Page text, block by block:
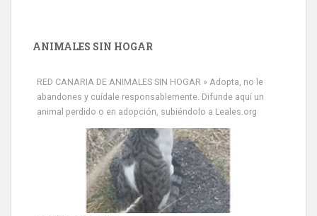
ANIMALES SIN HOGAR
RED CANARIA DE ANIMALES SIN HOGAR » Adopta, no le
abandones y cuídale responsablemente. Difunde aquí un
animal perdido o en adopción, subiéndolo a Leales.org